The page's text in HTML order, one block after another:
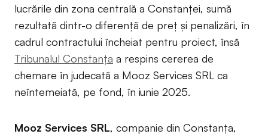
lucrările din zona centrală a Constanței, sumă
rezultată dintr-o diferență de preț și penalizări, în
cadrul contractului încheiat pentru proiect, însă
Tribunalul Constanța a respins cererea de
chemare în judecată a Mooz Services SRL ca
neîntemeiată, pe fond, în iunie 2025.
Mooz Services SRL, companie din Constanța,